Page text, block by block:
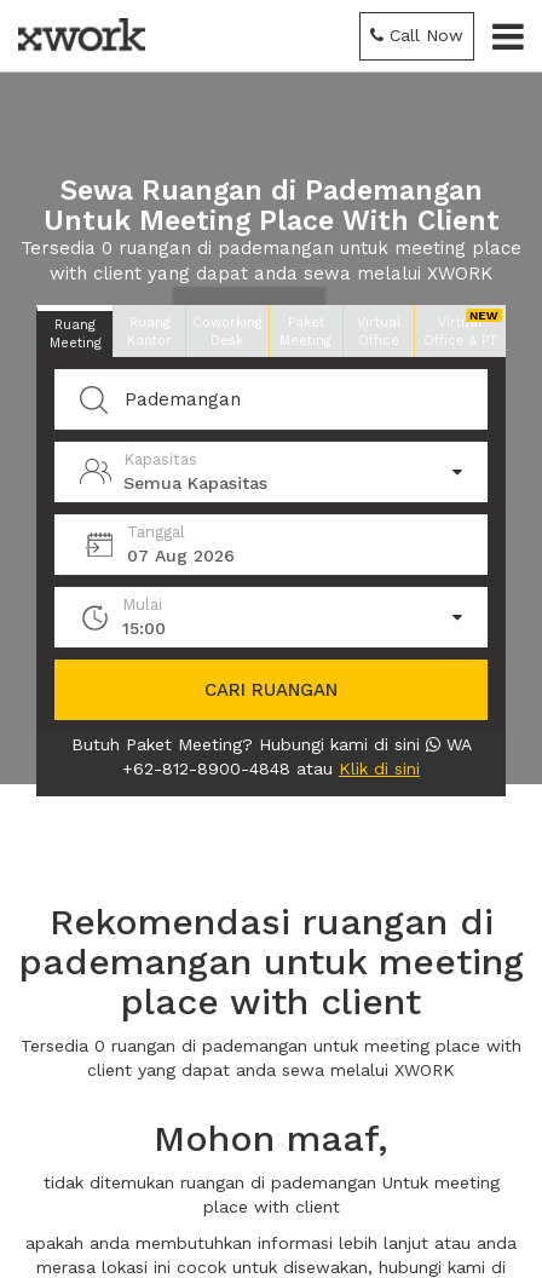
Call Now
Sewa Ruangan di Pademangan
Untuk Meeting Place With Client
Tersedia 0 ruangan di pademangan untuk meeting place
with client yang dapat anda sewa melalui XWORK
Ruang
Meeting
Ruang
Kantor
Coworking
Desk
Paket
Meeting
Virtual
Office
Virtual
Office & PT
Kapasitas
Semua Kapasitas
Tanggal
07 Aug 2026
Mulai
15:00
CARI RUANGAN
Butuh Paket Meeting? Hubungi kami di sini
WA
+62-812-8900-4848 atau Klik di sini
Rekomendasi ruangan di
pademangan untuk meeting
place with client
Tersedia 0 ruangan di pademangan untuk meeting place with
client yang dapat anda sewa melalui XWORK
Mohon maaf,
tidak ditemukan ruangan di pademangan Untuk meeting
place with client
apakah anda membutuhkan informasi lebih lanjut atau anda
merasa lokasi ini cocok untuk disewakan, hubungi kami di